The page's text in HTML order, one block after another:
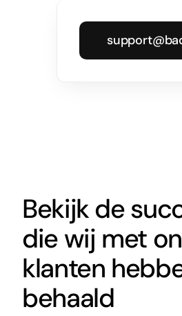
Bekijk de
die wij met
klanten
behaald